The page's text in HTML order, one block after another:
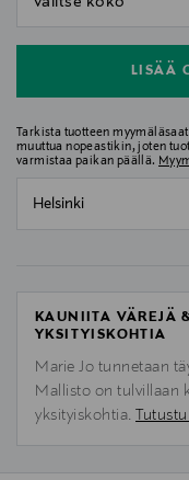
LISÄÄ
Tarkista tuotteen
muuttua nopeastikin, joten
varmistaa paikan päällä.
Helsinki
KAUNIITA VÄREJÄ
YKSITYISKOHTIA
Marie Jo tunnetaan
Mallisto on tulvillaan
yksityiskohtia.